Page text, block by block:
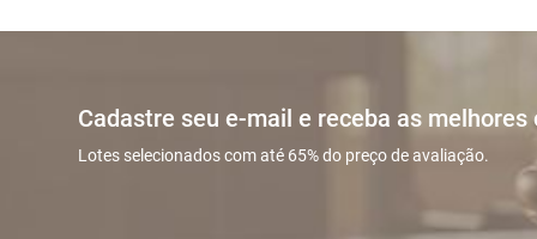
14/10
14/10
Nome
Cadastre seu e-mail e receba as
Lotes selecionados com até 65% do preço de avaliação.